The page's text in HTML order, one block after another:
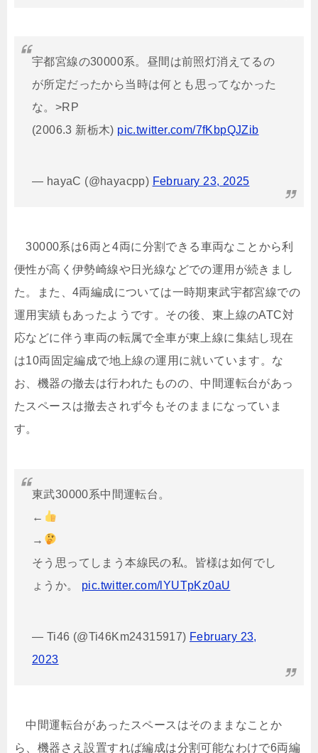
宇都宮線の30000系。昼間は前照灯消えてるの
が所定だったから当時は何とも思ってなかった
な。>RP
(2006.3 新栃木) pic.twitter.com/7fKbpQJZib
— hayaC (@hayacpp) February 23, 2025
30000系は6両と4両に分割できる車両なことから利
便性が高く伊勢崎線や日光線などでの運用が続きまし
た。また、4両編成については一時期東武宇都宮線での
運用実績もあったようです。その後、東上線のATC対
応などに伴う車両の転属で全車が東上線に集結し現在
は10両固定編成で地上線の運用に就いています。な
お、機器の撤去は行われたものの、中間運転台があっ
たスペースは撤去されず今もそのままになっていま
す。
東武30000系中間運転台。
←
→
そう思ってしまう本線民の私。皆様は如何でし
ょうか。 pic.twitter.com/lYUTpKz0aU
— Ti46 (@Ti46Km24315917) February 23,
2023
中間運転台があったスペースはそのままなことか
ら、機器さえ設置すれば編成は分割可能なわけで6両編